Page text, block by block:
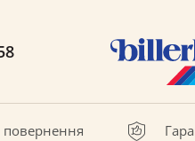
повернення